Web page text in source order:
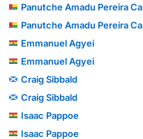
Panutche Amadu Pereira Camará
Panutche Amadu Pereira Camará
Emmanuel Agyei
Emmanuel Agyei
Craig Sibbald
Craig Sibbald
Isaac Pappoe
Isaac Pappoe